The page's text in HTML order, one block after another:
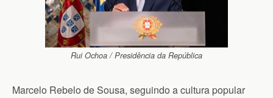
Rui Ochoa / Presidência da República
Marcelo Rebelo de Sousa, seguindo a cultura popular